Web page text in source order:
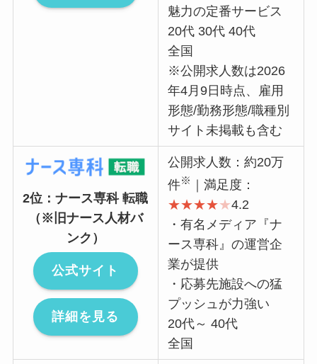
魅力の定番サービス
20代 30代 40代
全国
※公開求人数は2026
年4月9日時点、雇用
形態/勤務形態/職種別
サイト未掲載も含む
2位：ナース専科 転職
（※旧ナース人材バ
ンク）
公式サイト
詳細を見る
公開求人数：約20万
件※
｜満足度：
★★★★★4.2
・有名メディア『ナ
ース専科』の運営企
業が提供
・応募先施設への猛
プッシュが力強い
20代～ 40代
全国